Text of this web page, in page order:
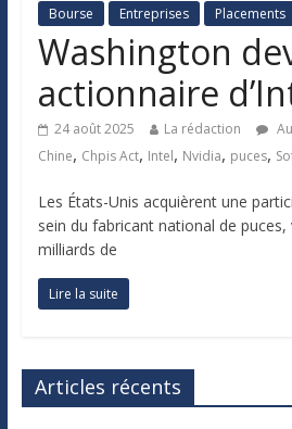
Bourse Entreprises Placements
Washington
actionnaire
24 août 2025 La rédaction
Chine, Chpis Act, Intel, Nvidia, puces,
Les États-Unis acquièrent une
sein du fabricant national de puces,
milliards de
Lire la suite
Articles récents